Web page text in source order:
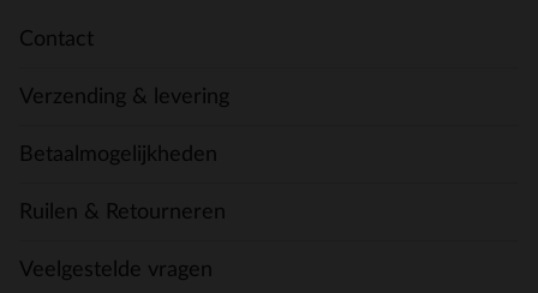
Contact
Verzending & levering
Betaalmogelijkheden
Ruilen & Retourneren
Veelgestelde vragen